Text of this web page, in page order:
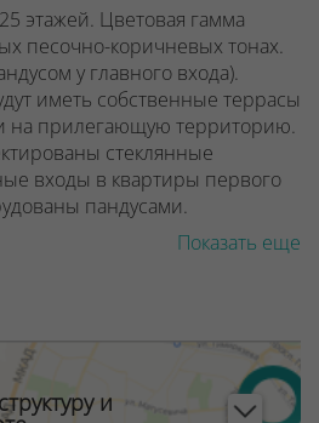
этажей. Цветовая гамма
песочно-коричневых тонах.
у главного входа).
иметь собственные террасы
на прилегающую территорию.
стеклянные
входы в квартиры первого
пандусами.
лобби со стойкой
вестибюля
нас в атмосферу
будет дополнена
растениями в кадках. Здесь
с пеленальным столиком для
Показать еще
и